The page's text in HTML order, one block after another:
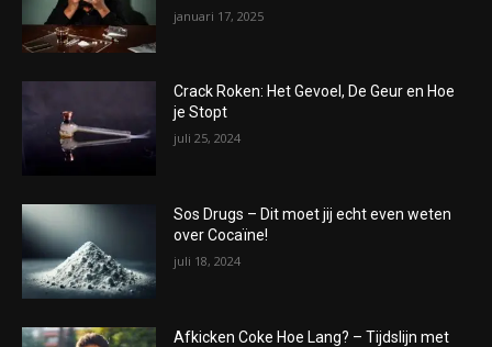
januari 17, 2025
Crack Roken: Het Gevoel, De Geur en Hoe
je Stopt
juli 25, 2024
Sos Drugs – Dit moet jij echt even weten
over Cocaïne!
juli 18, 2024
Afkicken Coke Hoe Lang? – Tijdslijn met